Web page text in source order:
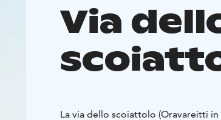
Via
La via dello scoiattolo (Oravareitti